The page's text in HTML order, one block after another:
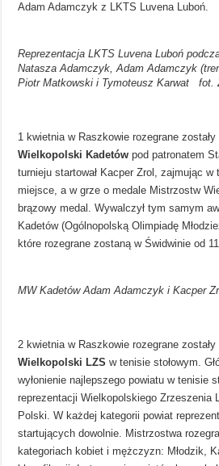
Adam Adamczyk z LKTS Luvena Luboń.
Reprezentacja LKTS Luvena Luboń
Natasza Adamczyk, Adam Adamczyk
Piotr Matkowski i Tymoteusz Karwat fot.
1 kwietnia w Raszkowie rozegrane zostały
Wielkopolski Kadetów pod patronatem
turnieju startował Kacper Zrol, zajmując
miejsce, a w grze o medale Mistrzostw
brązowy medal. Wywalczył tym samym
Kadetów (Ogólnopolską Olimpiadę
które rozegrane zostaną w Świdwinie od
MW Kadetów Adam Adamczyk i Kacper
2 kwietnia w Raszkowie rozegrane zostały
Wielkopolski LZS w tenisie stołowym.
wyłonienie najlepszego powiatu w tenisie
reprezentacji Wielkopolskiego Zrzeszenia
Polski. W każdej kategorii powiat
startujących dowolnie. Mistrzostwa
kategoriach kobiet i mężczyzn: Młodzik,